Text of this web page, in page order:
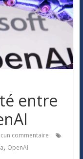
entre
commentaire
, OpenAI